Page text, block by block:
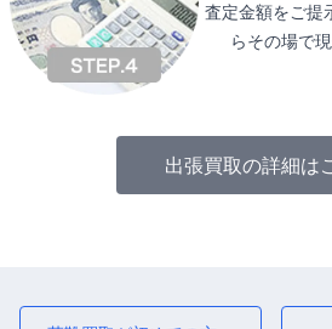
査定金額をご提
らその場で
出張買取の詳細は